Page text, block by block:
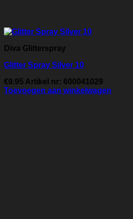
Diva Glitterspray
Glitter Spray Silver 10
€9.95 Artikel nr: 600041029
Toevoegen aan winkelwagen